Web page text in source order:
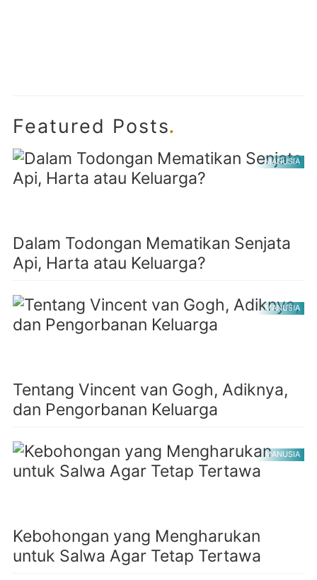
Featured Posts.
MANUSIA
Dalam Todongan Mematikan Senjata
Api, Harta atau Keluarga?
MANUSIA
Tentang Vincent van Gogh, Adiknya,
dan Pengorbanan Keluarga
MANUSIA
Kebohongan yang Mengharukan
untuk Salwa Agar Tetap Tertawa